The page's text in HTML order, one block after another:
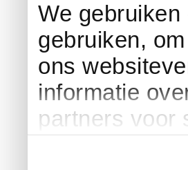
We
gebruiken,
ons
informatie
partners voor